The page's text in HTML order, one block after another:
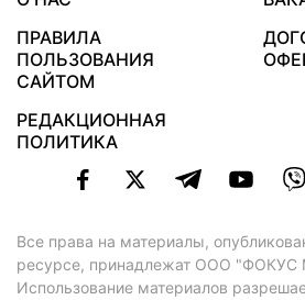
ПРАВИЛА
ПОЛЬЗОВАНИЯ
САЙТОМ
РЕДАКЦИОННАЯ
ПОЛИТИКА
Все права на материалы,
ресурсе, принадлежат ООО "ФОКУС
Использование материалов